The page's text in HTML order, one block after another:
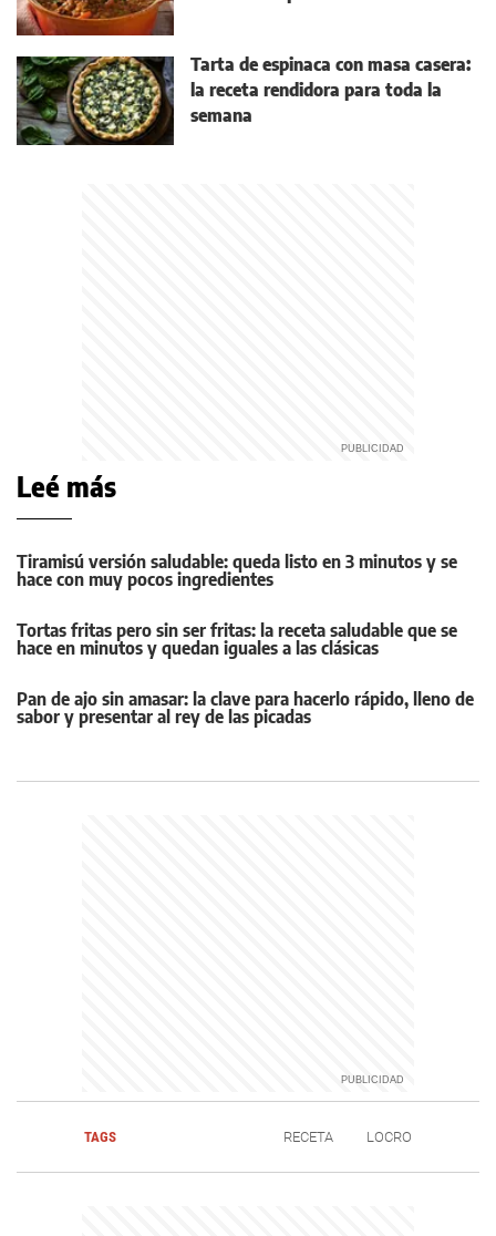
Tarta de espinaca con masa casera:
la receta rendidora para toda la
semana
Leé más
Tiramisú versión saludable: queda listo en 3 minutos y se
hace con muy pocos ingredientes
Tortas fritas pero sin ser fritas: la receta saludable que se
hace en minutos y quedan iguales a las clásicas
Pan de ajo sin amasar: la clave para hacerlo rápido, lleno de
sabor y presentar al rey de las picadas
TAGS RECETA LOCRO